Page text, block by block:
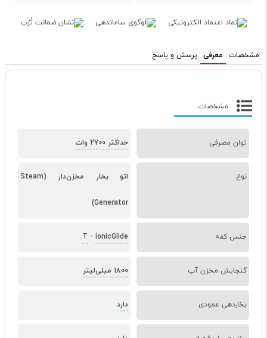
مشخصات معرفی پرسش و پاسخ
مشخصات
توان مصرفی حداکثر 2700 وات
نوع اتو بخار مخزن‌دار (Steam
Generator)
جنس کفه T - ionicGlide
گنجایش مخزن آب 1800 میلی‌لیتر
بخاردهی عمودی دارد